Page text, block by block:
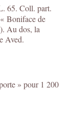
65. Coll. part.
Boniface de
Au dos, la
Aved.
» pour 1 200